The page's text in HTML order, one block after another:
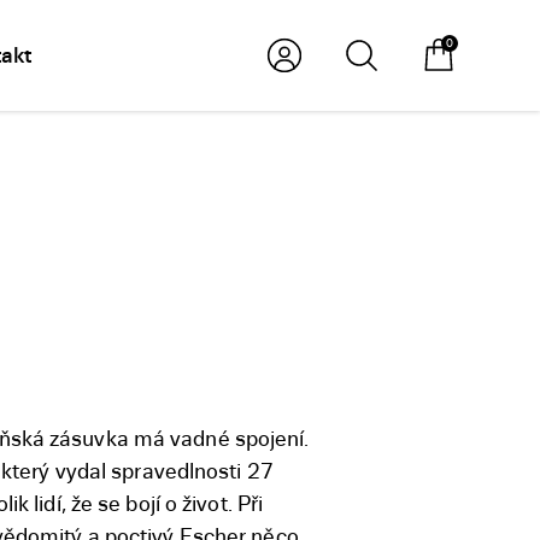
0
zásuvka má vadné spojení.
vydal spravedlnosti 27
lidí, že se bojí o život. Při